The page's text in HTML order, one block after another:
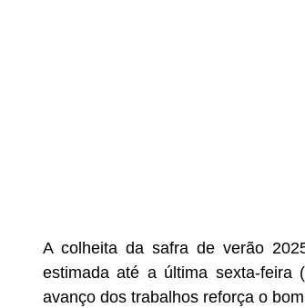
A colheita da safra de verão
estimada até a última sexta-feira
avanço dos trabalhos reforça o